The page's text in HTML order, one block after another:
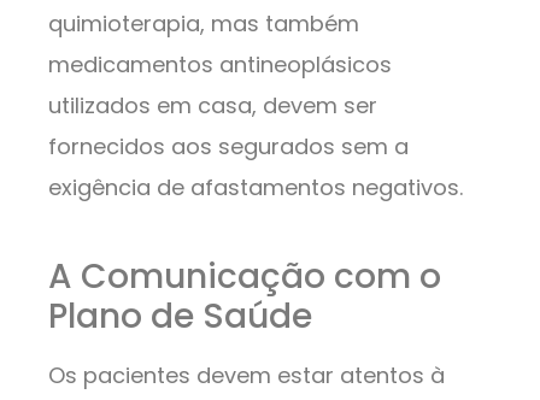
quimioterapia, mas também
medicamentos antineoplásicos
utilizados em casa, devem ser
fornecidos aos segurados sem a
exigência de afastamentos negativos.
A Comunicação com o
Plano de Saúde
Os pacientes devem estar atentos à